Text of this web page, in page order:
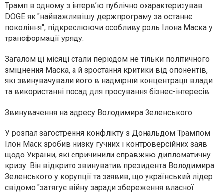
Трамп в одному з інтерв’ю публічно охарактеризував
DOGE як "найважливішу держпрограму за останнє
покоління", підкреслюючи особливу роль Ілона Маска у
трансформації уряду.
Загалом ці місяці стали періодом не тільки політичного
зміцнення Маска, а й зростання критики від опонентів,
які звинувачували його в надмірній концентрації влади
та використанні посад для просування бізнес-інтересів.
Звинувачення на адресу Володимира Зеленського
У розпал загострення конфлікту з Дональдом Трампом
Ілон Маск зробив низку гучних і контроверсійних заяв
щодо України, які спричинили справжню дипломатичну
кризу. Він відкрито звинуватив президента Володимира
Зеленського у корупції та заявив, що український лідер
свідомо "затягує війну заради збереження власної